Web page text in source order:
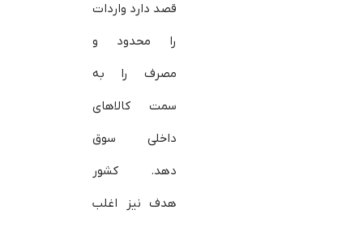
قصد دارد واردات
را محدود و
مصرف را به
سمت کالاهای
داخلی سوق
دهد. کشور
هدف نیز اغلب